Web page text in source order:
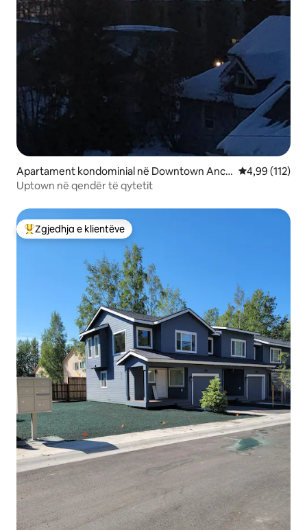
Apartament kondominial në Downtown Anch
orage
Vlerësimi
4,99 (112)
Uptown në qendër të qytetit
Më të mirat e zgjedhjeve të klientëve
Zgjedhja e klientëve